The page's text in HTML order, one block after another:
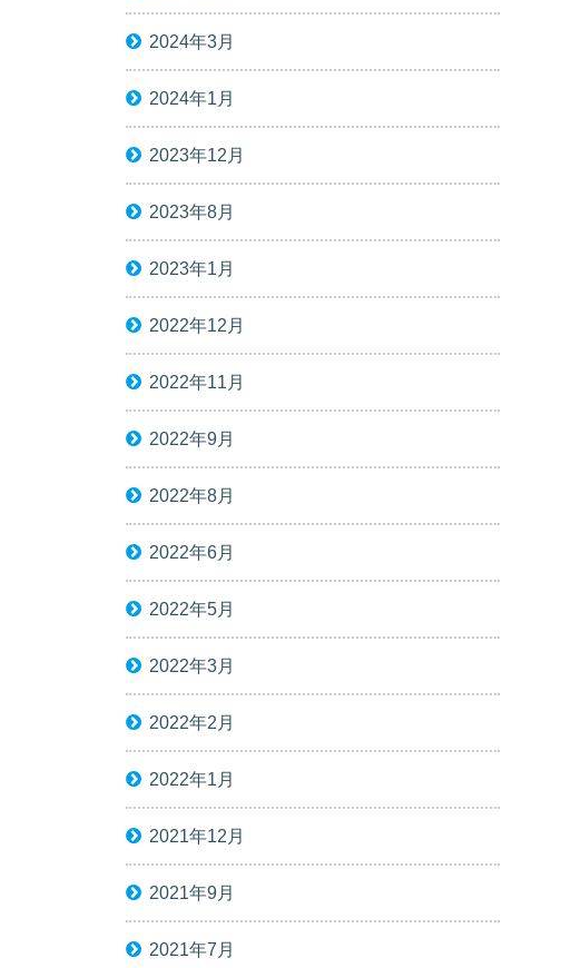
2024年3月
2024年1月
2023年12月
2023年8月
2023年1月
2022年12月
2022年11月
2022年9月
2022年8月
2022年6月
2022年5月
2022年3月
2022年2月
2022年1月
2021年12月
2021年9月
2021年7月